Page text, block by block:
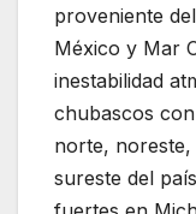
proveniente
México y Mar
inestabilidad
chubascos
norte,
sureste del